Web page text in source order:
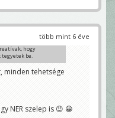
több mint 6 éve
hogy
be.
minden tehetsége
NER szelep is 😉 😀